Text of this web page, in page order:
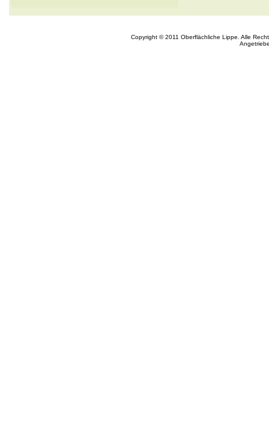
Copyright © 2011 Oberflächliche Lippe. Alle